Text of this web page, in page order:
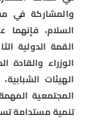
والمشاركة في
السلام، فإنهما
القمة الدولية
الوزراء والقادة
الهيئات
المجتمعية
تنمية مستدامة